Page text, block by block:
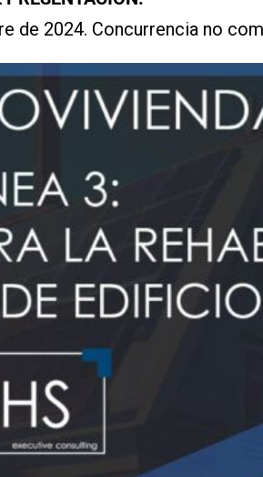
de 2024. Concurrencia no